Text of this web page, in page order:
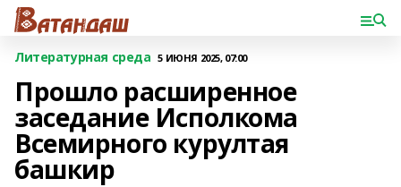
Литературная среда 5 ИЮНЯ 2025, 07:00
Прошло расширенное
заседание Исполкома
Всемирного курултая
башкир